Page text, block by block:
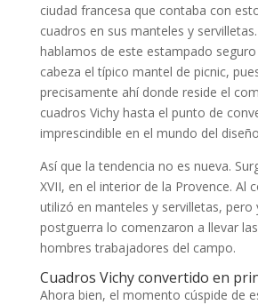
ciudad francesa que contaba con
cuadros en sus manteles y
hablamos de este estampado
cabeza el típico mantel de picnic,
precisamente ahí donde reside el
cuadros Vichy hasta el punto de
imprescindible en el mundo del
Así que la tendencia no es nueva.
XVII, en el interior de la Provence. Al
utilizó en manteles y servilletas, pero
postguerra lo comenzaron a llevar
hombres trabajadores del campo.
Cuadros Vichy convertido en
Ahora bien, el momento cúspide de